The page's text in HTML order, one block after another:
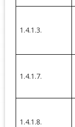
1.4.1.3.
1.4.1.7.
1.4.1.8.